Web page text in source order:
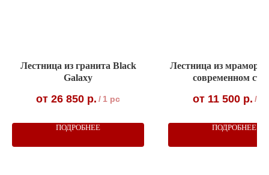
Лестница из гранита Black
Galaxy
26 850 р. / 1 pc
ПОДРОБНЕЕ
Лестница из мрамора
современном
11 500 р. /
ПОДРОБНЕЕ